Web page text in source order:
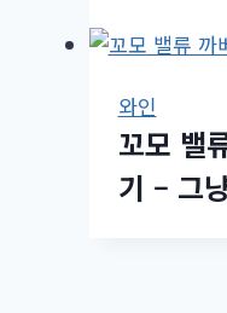
와인
꼬모 밸
기 – 그